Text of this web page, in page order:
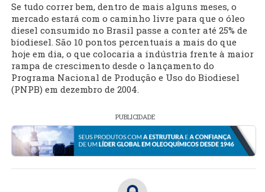
Se tudo correr bem, dentro de mais alguns meses, o
mercado estará com o caminho livre para que o óleo
diesel consumido no Brasil passe a conter até 25% de
biodiesel. São 10 pontos percentuais a mais do que
hoje em dia, o que colocaria a indústria frente à maior
rampa de crescimento desde o lançamento do
Programa Nacional de Produção e Uso do Biodiesel
(PNPB) em dezembro de 2004.
PUBLICIDADE